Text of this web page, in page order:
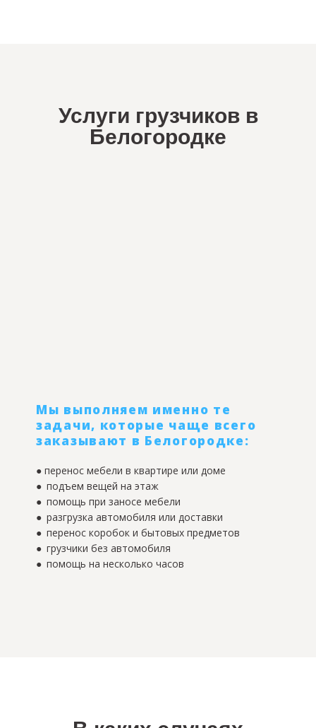
Услуги грузчиков в
Белогородке
Мы выполняем именно те
задачи, которые чаще всего
заказывают в Белогородке:
● перенос мебели в квартире или доме
● подъем вещей на этаж
● помощь при заносе мебели
● разгрузка автомобиля или доставки
● перенос коробок и бытовых предметов
● грузчики без автомобиля
● помощь на несколько часов